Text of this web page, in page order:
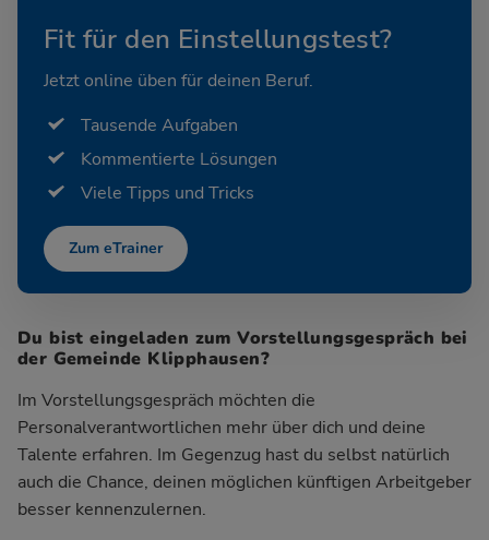
Fit für den Einstellungstest?
Jetzt online üben für deinen Beruf.
Tausende Aufgaben
Kommentierte Lösungen
Viele Tipps und Tricks
Zum eTrainer
Du bist eingeladen zum Vorstellungsgespräch bei
der Gemeinde Klipphausen?
Im Vorstellungsgespräch möchten die
Personalverantwortlichen mehr über dich und deine
Talente erfahren. Im Gegenzug hast du selbst natürlich
auch die Chance, deinen möglichen künftigen Arbeitgeber
besser kennenzulernen.